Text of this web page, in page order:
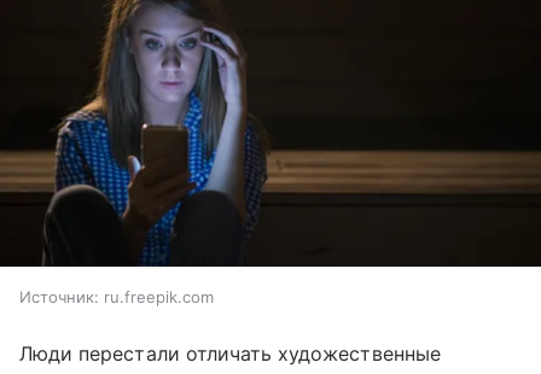
Источник: ru.freepik.com
Люди перестали отличать художественные